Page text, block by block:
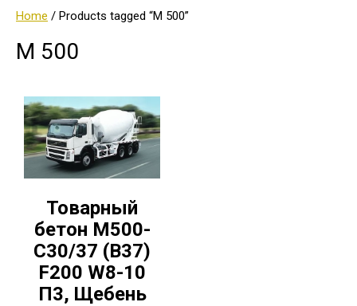
Home / Products tagged “М 500”
М 500
Товарный
бетон М500-
C30/37 (В37)
F200 W8-10
П3, Щебень